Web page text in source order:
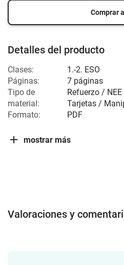
Comprar
Detalles del producto
Clases:
1.-2. ESO
Páginas:
7 páginas
Tipo de
material:
Refuerzo /
Tarjetas /
Formato:
PDF
mostrar más
Valoraciones y